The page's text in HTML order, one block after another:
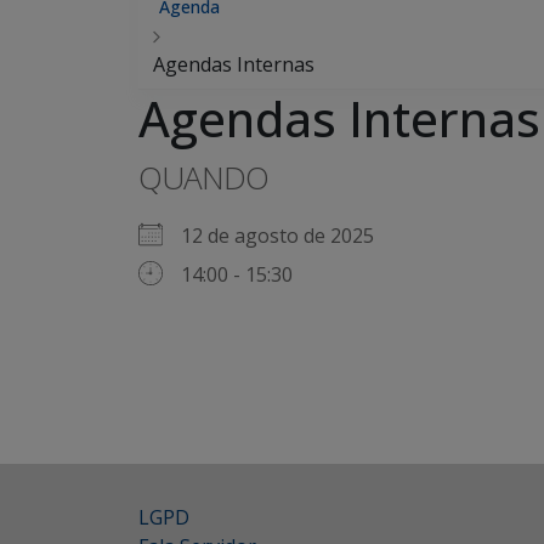
Agenda
Agendas Internas
Agendas Internas
QUANDO
12 de agosto de 2025
14:00 - 15:30
LGPD